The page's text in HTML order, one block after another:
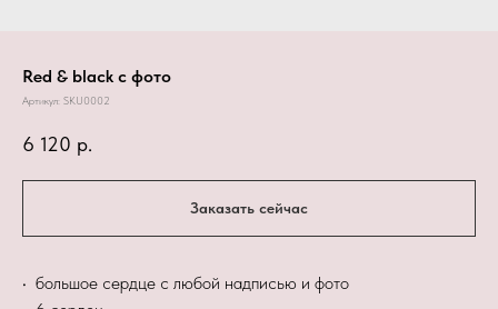
Red & black с фото
Артикул: SKU0002
6 120 р.
Заказать сейчас
• большое сердце с любой надписью и фото